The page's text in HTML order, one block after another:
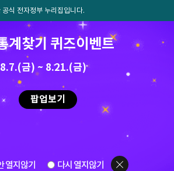
식 전자정부 누리집입니다.
계찾기 퀴즈이벤트
8.7.(금) ~ 8.21.(금)
팝업보기
열지않기 다시 열지않기